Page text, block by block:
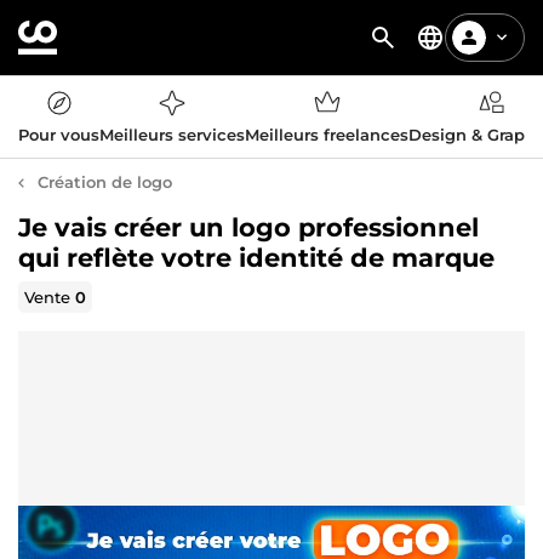
Pour vousMeilleurs servicesMeilleurs freelancesDesign &
Création de logo
Je vais créer un logo professionnel
qui reflète votre identité de marque
Vente0